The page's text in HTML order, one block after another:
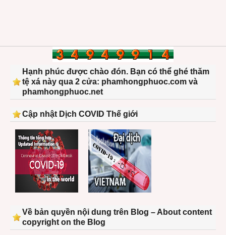
Hạnh phúc được chào đón. Bạn có thể ghé thăm
tệ xá này qua 2 cửa: phamhongphuoc.com và
phamhongphuoc.net
Cập nhật Dịch COVID Thế giới
Về bản quyền nội dung trên Blog – About content
copyright on the Blog